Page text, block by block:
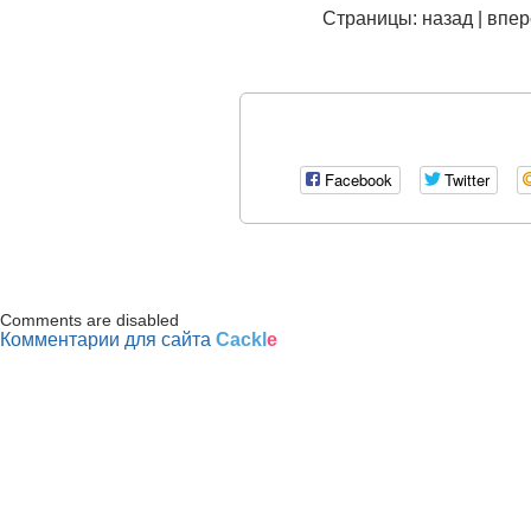
Страницы: назад |
Facebook Twitter
Comments are disabled
Комментарии для сайта Cackl e